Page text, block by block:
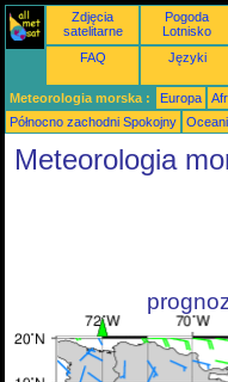
Zdjęcia
satelitarne
Pogoda
Lotnisko
FAQ Języki
Meteorologia morska : Europa
Północno zachodni Spokojny
Meteorologia